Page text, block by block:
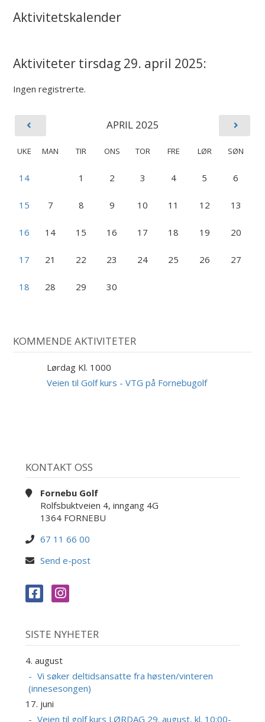
Aktivitetskalender
Aktiviteter tirsdag 29. april 2025:
Ingen registrerte.
APRIL 2025
UKE MAN TIR ONS TOR FRE LØR SØN
14 1 2 3 4 5 6
15 7 8 9 10 11 12 13
16 14 15 16 17 18 19 20
17 21 22 23 24 25 26 27
18 28 29 30
KOMMENDE AKTIVITETER
Lørdag Kl. 1000
Veien til Golf kurs - VTG på Fornebugolf
KONTAKT OSS
Fornebu Golf
Rolfsbuktveien 4, inngang 4G
1364 FORNEBU
67 11 66 00
Send e-post
SISTE NYHETER
4. august
Vi søker deltidsansatte fra høsten/vinteren
(innesesongen)
17. juni
Veien til golf kurs LØRDAG 29. august, kl. 10:00-